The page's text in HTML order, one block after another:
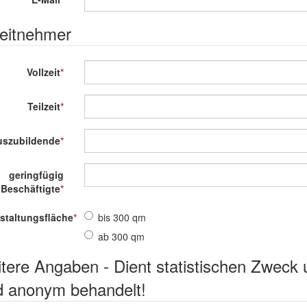
Vollzeit*
Teilzeit*
*
geringfügig
Beschäftigte*
*
bis 300 qm
ab 300 qm
Angaben - Dient statistischen Zweck
anonym behandelt!